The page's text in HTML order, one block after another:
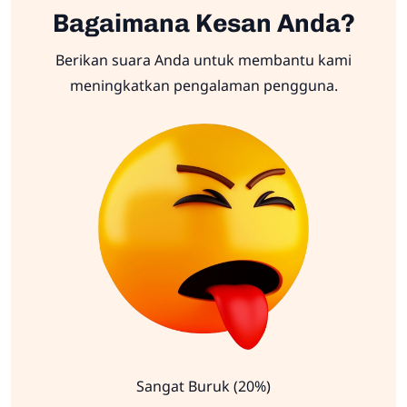
Bagaimana Kesan Anda?
Berikan suara Anda untuk membantu kami
meningkatkan pengalaman pengguna.
Sangat Buruk (20%)